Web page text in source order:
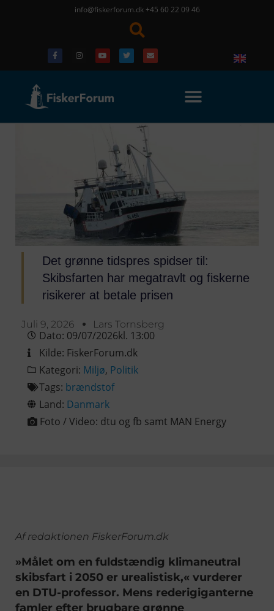
info@fiskerforum.dk +45 60 22 09 46
Det grønne tidspres spidser til:
Skibsfarten har megatravlt og fiskerne
risikerer at betale prisen
Juli 9, 2026 Lars Tornsberg
Dato: 09/07/2026kl. 13:00
Kilde: FiskerForum.dk
Kategori: Miljø, Politik
Tags: brændstof
Land: Danmark
Foto / Video: dtu og fb samt MAN Energy
Af redaktionen FiskerForum.dk
»Målet om en fuldstændig klimaneutral
skibsfart i 2050 er urealistisk,« vurderer
en DTU-professor. Mens rederigiganterne
famler efter brugbare grønne